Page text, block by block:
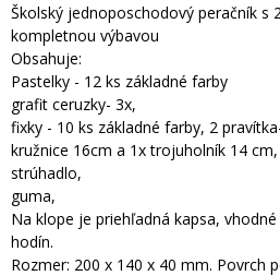
Školský jednoposchodový peračník s
kompletnou výbavou
Obsahuje:
Pastelky - 12 ks základné farby
grafit ceruzky- 3x,
fixky - 10 ks základné farby, 2
kružnice 16cm a 1x trojuholník 14 cm,
strúhadlo,
guma,
Na klope je priehľadná kapsa,
hodín.
Rozmer: 200 x 140 x 40 mm. Povrch